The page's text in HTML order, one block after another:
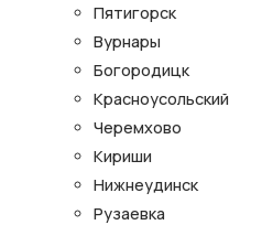
Пятигорск
Вурнары
Богородицк
Красноусольский
Черемхово
Кириши
Нижнеудинск
Рузаевка